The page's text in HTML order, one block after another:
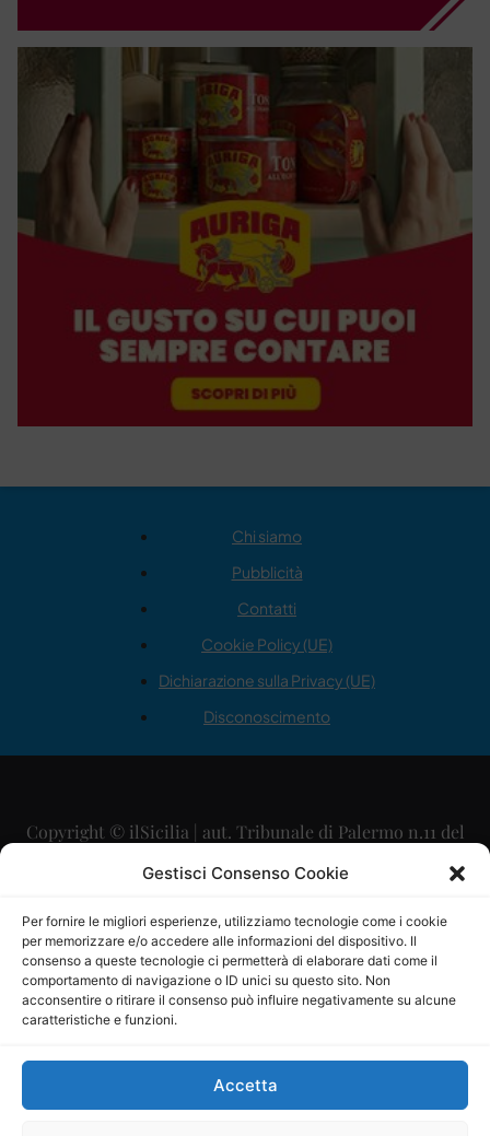
Gestisci Consenso Cookie
Per fornire le migliori esperienze, utilizziamo tecnologie come i cookie
per memorizzare e/o accedere alle informazioni del dispositivo. Il
consenso a queste tecnologie ci permetterà di elaborare dati come il
comportamento di navigazione o ID unici su questo sito. Non
acconsentire o ritirare il consenso può influire negativamente su alcune
caratteristiche e funzioni.
Accetta
Chi siamo
Pubblicità
Contatti
Cookie Policy (UE)
Dichiarazione sulla Privacy (UE)
Disconoscimento
Copyright © ilSicilia | aut. Tribunale di Palermo n.11 del
29/09/2015
Direttore Editoriale: Maurizio Scaglione
Direttore Responsabile: Maria Calabrese
P.IVA: 06334930820
Mercurio Comunicazione Società Cooperativa a r.l. è